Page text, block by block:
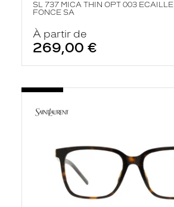
SL 737 MICA THIN OPT 003 ECAILLE
FONCE SA
À partir de
269,00 €